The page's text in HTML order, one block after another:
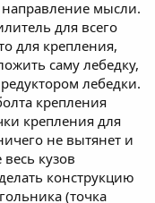
мысли.
для всего
для крепления,
саму лебедку,
лебедки.
крепления
крепления для
не вытянет и
кузов
конструкцию
(точка